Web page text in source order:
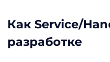
Как Service/
разработке